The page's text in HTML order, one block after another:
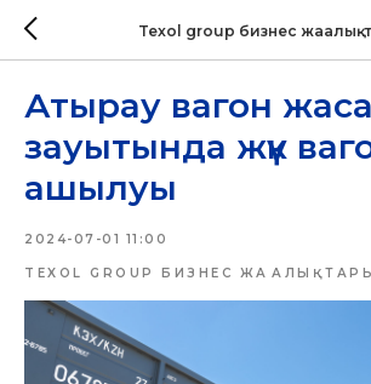
Texol group бизнес
Атырау вагон
зауытында жүк
ашылуы
2024-07-01 11:00
TEXOL GROUP БИЗНЕС